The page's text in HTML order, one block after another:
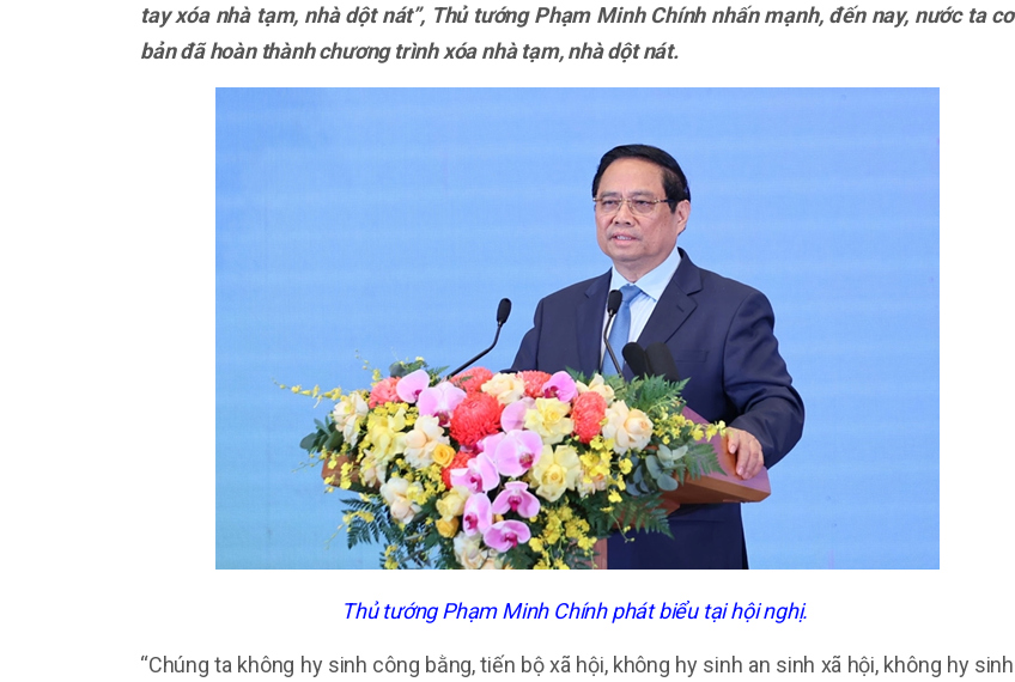
tay xóa nhà tạm, nhà dột nát”, Thủ tướng Phạm Minh Chính nhấn mạnh, đến nay, nước ta cơ
bản đã hoàn thành chương trình xóa nhà tạm, nhà dột nát.
Thủ tướng Phạm Minh Chính phát biểu tại hội nghị.
“Chúng ta không hy sinh công bằng, tiến bộ xã hội, không hy sinh an sinh xã hội, không hy sinh